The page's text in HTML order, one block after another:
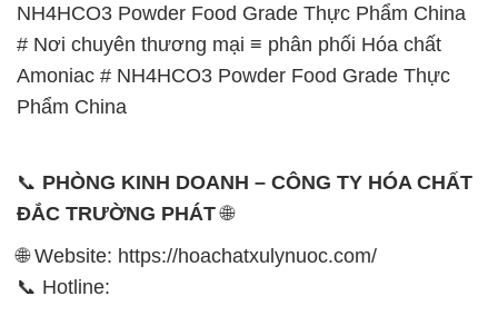
NH4HCO3 Powder Food Grade Thực Phẩm China
# Nơi chuyên thương mại ≡ phân phối Hóa chất
Amoniac # NH4HCO3 Powder Food Grade Thực
Phẩm China
📞 PHÒNG KINH DOANH – CÔNG TY HÓA CHẤT
ĐẮC TRƯỜNG PHÁT🌐
🌐 Website: https://hoachatxulynuoc.com/
📞 Hotline: